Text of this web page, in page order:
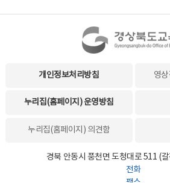
개인정보처리방침 영
누리집(홈페이지) 운영방침
누리집(홈페이지) 의견함
경북 안동시 풍천면 도청대로 511 (
전화